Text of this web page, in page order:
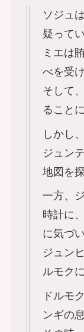
ソジュ
疑ってい
ミエは
べを受
そして
ること
しかし
ジュン
地図を
一方、
時計に
に気づい
ジュン
ルモク
ドルモ
ンギの